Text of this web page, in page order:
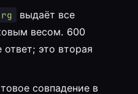
rg
выдаёт все
весом. 600
это вторая
совпадение в